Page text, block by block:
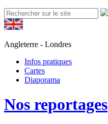
Angleterre - Londres
Infos pratiques
Cartes
Diaporama
Nos reportages